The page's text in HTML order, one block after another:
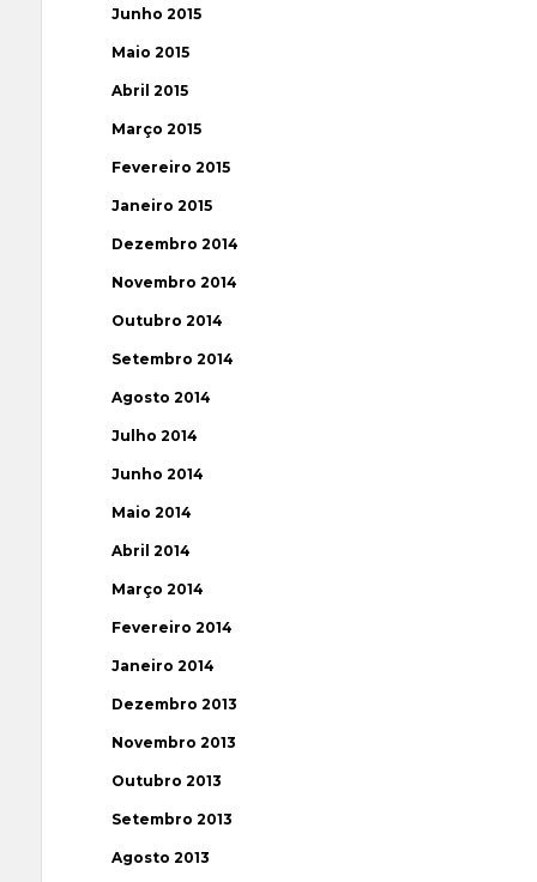
Junho 2015
Maio 2015
Abril 2015
Março 2015
Fevereiro 2015
Janeiro 2015
Dezembro 2014
Novembro 2014
Outubro 2014
Setembro 2014
Agosto 2014
Julho 2014
Junho 2014
Maio 2014
Abril 2014
Março 2014
Fevereiro 2014
Janeiro 2014
Dezembro 2013
Novembro 2013
Outubro 2013
Setembro 2013
Agosto 2013